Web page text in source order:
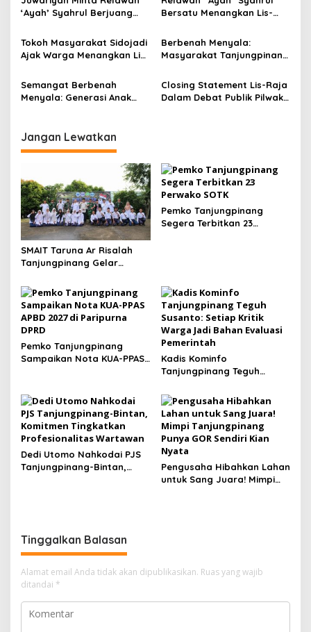
o
s
‘Ayah’ Syahrul Berjuang
Bersatu Menangkan Lis-
Tokoh Masyarakat Sidojadi
Ajak Warga Menangkan Lis-
Lebih Baik
Berbenah Menyala:
Masyarakat Tanjungpinang
Menangkan Lis-Raja
Semangat Berbenah
Menyala: Generasi Anak
Closing Statement Lis-Raja
Dalam Debat Publik Pilwako
Jangan Lewatkan
SMAIT Taruna Ar Risalah
Tanjungpinang Gelar
Tanamkan Disiplin dan Jiwa
Kepemimpinan
Pemko Tanjungpinang
Segera Terbitkan 23
Pemko Tanjungpinang
Sampaikan Nota KUA-PPAS
Kadis Kominfo
Tanjungpinang Teguh
Warga Jadi Bahan Evaluasi
Pemerintah
Dedi Utomo Nahkodai PJS
Tanjungpinang-Bintan,
Pengusaha Hibahkan Lahan
untuk Sang Juara! Mimpi
Tinggalkan Balasan
Alamat email Anda tidak akan dipublikasikan. Ruas yang wajib
ditandai *